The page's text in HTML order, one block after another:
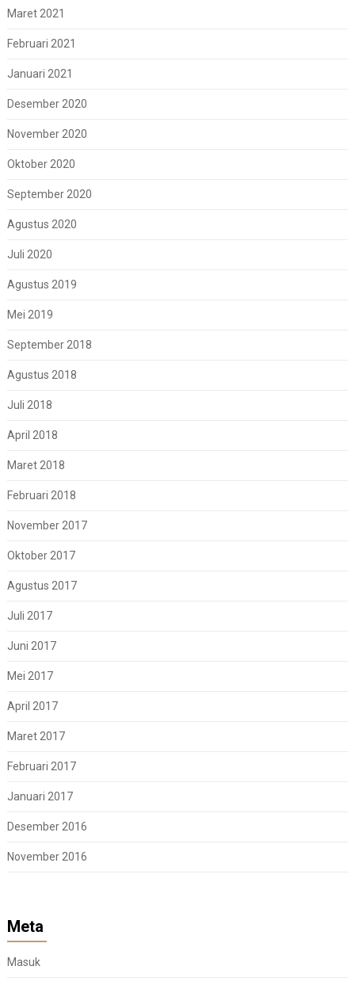
Maret 2021
Februari 2021
Januari 2021
Desember 2020
November 2020
Oktober 2020
September 2020
Agustus 2020
Juli 2020
Agustus 2019
Mei 2019
September 2018
Agustus 2018
Juli 2018
April 2018
Maret 2018
Februari 2018
November 2017
Oktober 2017
Agustus 2017
Juli 2017
Juni 2017
Mei 2017
April 2017
Maret 2017
Februari 2017
Januari 2017
Desember 2016
November 2016
Meta
Masuk